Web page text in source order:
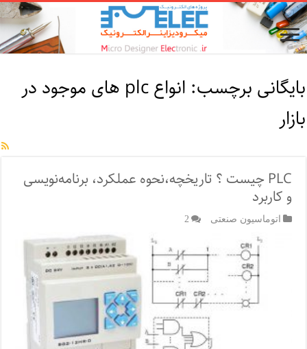
بایگانی برچسب:
انواع plc های موجود در
بازار
PLC چیست‌ ؟ تاریخچه،نحوه‌ عملکرد، برنامه‌نویسی
و کاربرد
اتوماسیون صنعتی 2